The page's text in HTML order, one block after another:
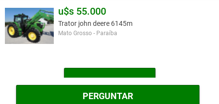
PERGUNTAR
u$s 55.000
Trator john deere 6145m
Mato Grosso - Paraíba